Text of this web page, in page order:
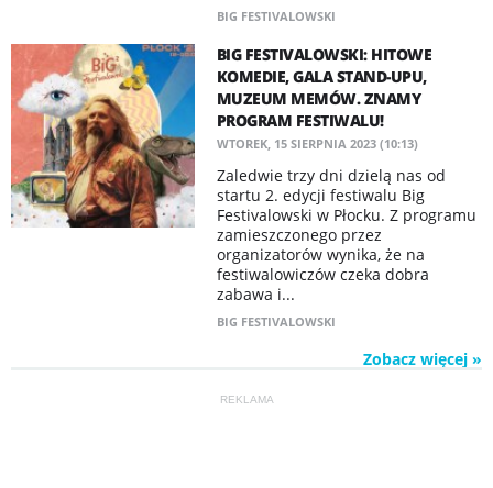
BIG FESTIVALOWSKI
BIG FESTIVALOWSKI: HITOWE
KOMEDIE, GALA STAND-UPU,
MUZEUM MEMÓW. ZNAMY
PROGRAM FESTIWALU!
WTOREK, 15 SIERPNIA 2023 (10:13)
Zaledwie trzy dni dzielą nas od
startu 2. edycji festiwalu Big
Festivalowski w Płocku. Z programu
zamieszczonego przez
organizatorów wynika, że na
festiwalowiczów czeka dobra
zabawa i...
BIG FESTIVALOWSKI
Zobacz więcej »
REKLAMA